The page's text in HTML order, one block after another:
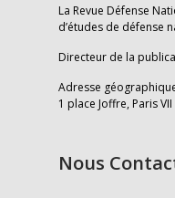
La Revue Défense
d’études de défense
Directeur de la
Adresse
1 place Joffre, Paris VII
Nous